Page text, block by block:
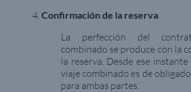
Confirmación de la reserva
La perfección del
combinado se produce con la
la reserva. Desde ese
viaje combinado es de
para ambas partes.